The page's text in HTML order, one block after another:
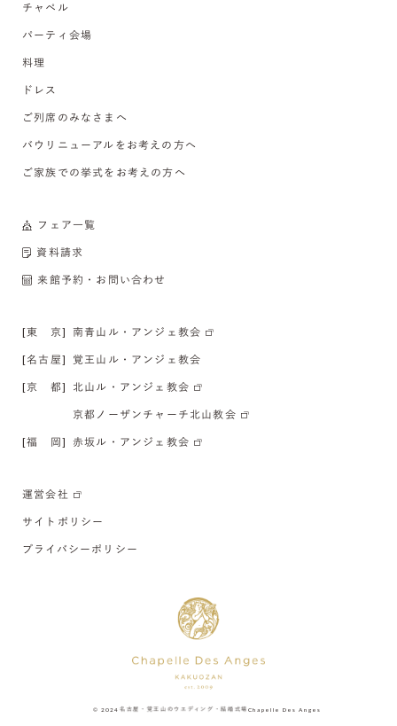
チャペル
パーティ会場
料理
ドレス
ご列席のみなさまへ
バウリニューアルをお考えの方へ
ご家族での挙式をお考えの方へ
フェア一覧
資料請求
来館予約・お問い合わせ
[東 京] 南青山ル・アンジェ教会
[名古屋] 覚王山ル・アンジェ教会
[京 都] 北山ル・アンジェ教会
京都ノーザンチャーチ北山教会
[福 岡] 赤坂ル・アンジェ教会
運営会社
サイトポリシー
プライバシーポリシー
© 2024 名古屋・覚王山のウエディング・結婚式場 Chapelle Des Anges